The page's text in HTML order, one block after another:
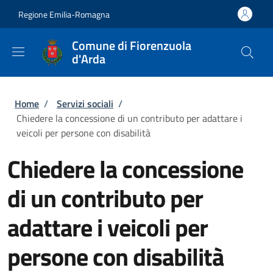
Regione Emilia-Romagna
Comune di Fiorenzuola
d'Arda
Briciole di pane
Home / Servizi sociali /
Chiedere la concessione di un contributo per adattare i
veicoli per persone con disabilità
Chiedere la concessione
di un contributo per
adattare i veicoli per
persone con disabilità